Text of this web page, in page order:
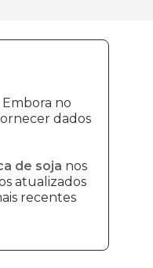
no
dados
de soja nos
atualizados
recentes